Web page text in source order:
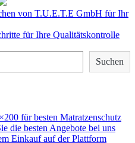
von T.U.E.T.E GmbH für Ihr
für Ihre Qualitätskontrolle
Suchen
für besten Matratzenschutz
die besten Angebote bei uns
Einkauf auf der Plattform